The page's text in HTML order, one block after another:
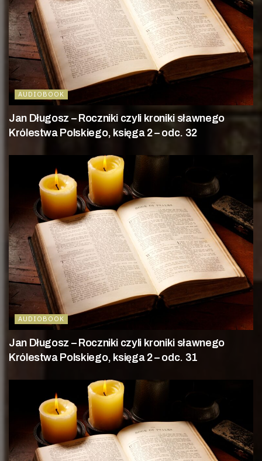
AUDIOBOOK
Jan Długosz – Roczniki czyli kroniki sławnego
Królestwa Polskiego, księga 2 – odc. 32
AUDIOBOOK
Jan Długosz – Roczniki czyli kroniki sławnego
Królestwa Polskiego, księga 2 – odc. 31